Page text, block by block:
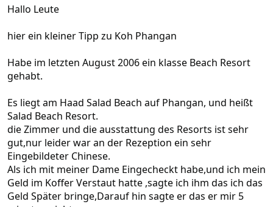
Hallo Leute
hier ein kleiner Tipp zu Koh Phangan
Habe im letzten August 2006 ein klasse Beach Resort
gehabt.
Es liegt am Haad Salad Beach auf Phangan, und heißt
Salad Beach Resort.
die Zimmer und die ausstattung des Resorts ist sehr
gut,nur leider war an der Rezeption ein sehr
Eingebildeter Chinese.
Als ich mit meiner Dame Eingecheckt habe,und ich mein
Geld im Koffer Verstaut hatte ,sagte ich ihm das ich das
Geld Später bringe,Darauf hin sagte er das er mir 5